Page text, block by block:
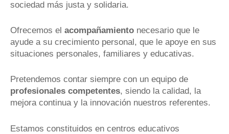
sociedad más justa y solidaria.
Ofrecemos el acompañamiento necesario que le
ayude a su crecimiento personal, que le apoye en sus
situaciones personales, familiares y educativas.
Pretendemos contar siempre con un equipo de
profesionales competentes, siendo la calidad, la
mejora continua y la innovación nuestros referentes.
Estamos constituidos en centros educativos